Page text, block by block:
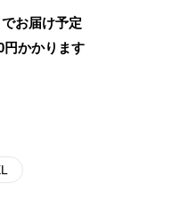
お届け予定
円かかります